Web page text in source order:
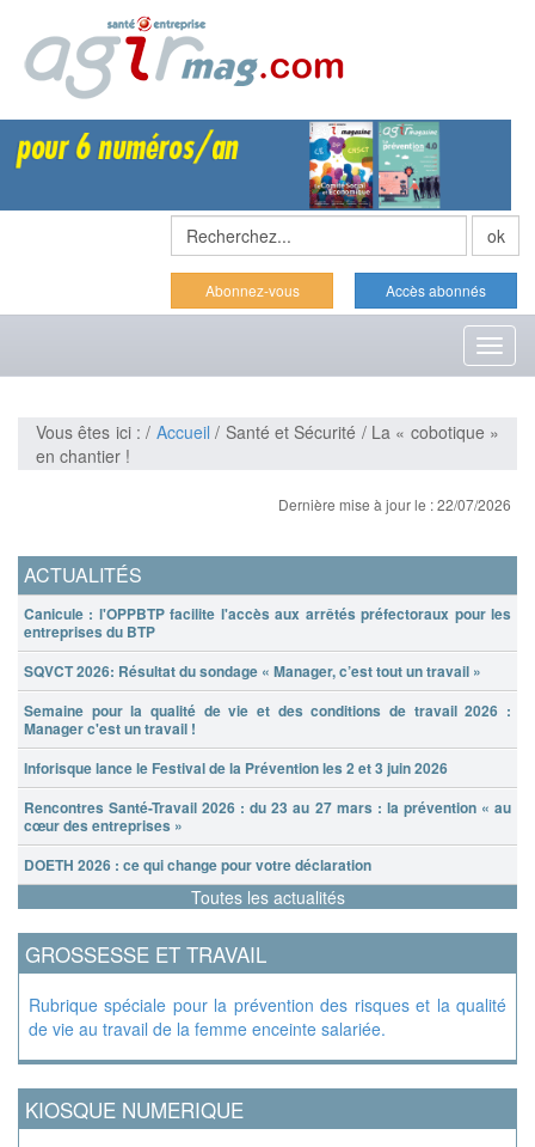
Abonnez-vous Accès abonnés
Vous êtes ici : / Accueil / Santé et Sécurité / La « cobotique »
en chantier !
Dernière mise à jour le : 22/07/2026
ACTUALITÉS
Canicule : l'OPPBTP facilite l'accès aux arrêtés préfectoraux pour les
entreprises du BTP
SQVCT 2026: Résultat du sondage « Manager, c’est tout un travail »
Semaine pour la qualité de vie et des conditions de travail 2026 :
Manager c'est un travail !
Inforisque lance le Festival de la Prévention les 2 et 3 juin 2026
Rencontres Santé-Travail 2026 : du 23 au 27 mars : la prévention « au
cœur des entreprises »
DOETH 2026 : ce qui change pour votre déclaration
Toutes les actualités
GROSSESSE ET TRAVAIL
Rubrique spéciale pour la prévention des risques et la qualité
de vie au travail de la femme enceinte salariée.
KIOSQUE NUMERIQUE